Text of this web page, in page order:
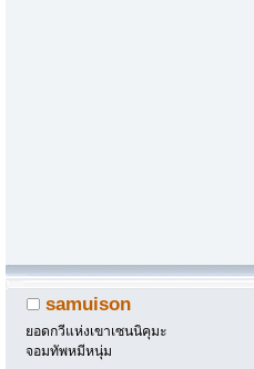
samuison
ยอดกวีแห่งเขาเซนนิคุมะ
จอมทัพหมีหนุ่ม